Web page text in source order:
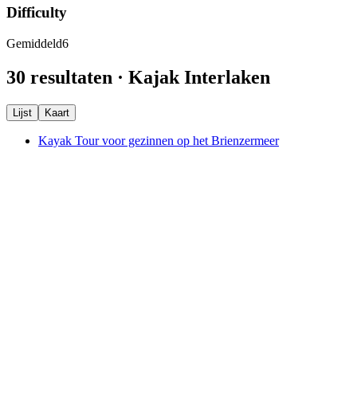
Difficulty
Gemiddeld6
30 resultaten · Kajak Interlaken
Lijst Kaart
Kayak Tour voor gezinnen op het Brienzermeer